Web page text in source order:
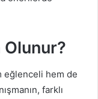
Olunur?
eğlenceli hem de
farklı